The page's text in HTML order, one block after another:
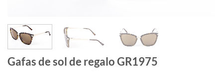
Gafas de sol de regalo GR1975